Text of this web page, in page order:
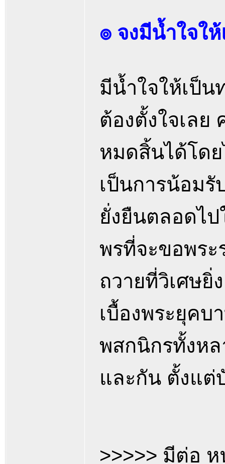
๏ จงมีน้ำใจใ
มีน้ำใจให้เป็น
ต้องตั้งใจเลย
หมดสิ้นได้โด
เป็นการน้อม
ยั่งยืนตลอดไ
พรที่จะขอพร
ถวายที่วิเศษยิ่
เบื้องพระยุคบ
พสกนิกรทั้งห
และกัน ตั้งแต่
>>>>> มีต่อ